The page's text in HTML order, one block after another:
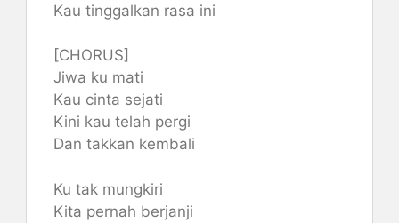
Kau tinggalkan rasa ini
[CHORUS]
Jiwa ku mati
Kau cinta sejati
Kini kau telah pergi
Dan takkan kembali
Ku tak mungkiri
Kita pernah berjanji